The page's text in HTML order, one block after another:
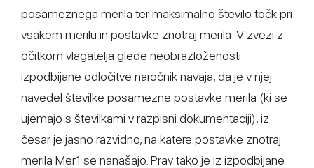
posameznega merila ter maksimalno število točk pri
vsakem merilu in postavke znotraj merila. V zvezi z
očitkom vlagatelja glede neobrazloženosti
izpodbijane odločitve naročnik navaja, da je v njej
navedel številke posamezne postavke merila (ki se
ujemajo s številkami v razpisni dokumentaciji), iz
česar je jasno razvidno, na katere postavke znotraj
merila Mer1 se nanašajo. Prav tako je iz izpodbijane